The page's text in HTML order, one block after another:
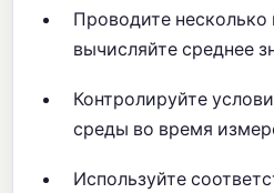
Проводите
вычисляйте среднее
Контролируйте
среды во время
Используйте